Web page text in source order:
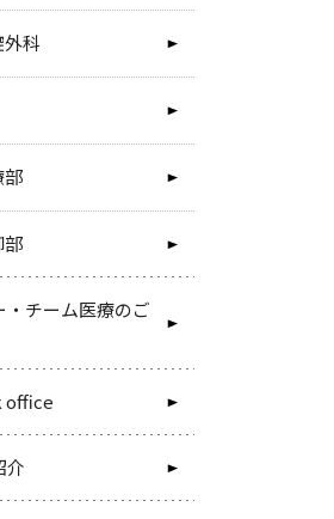
科
部
部
・チーム医療のご
office
介